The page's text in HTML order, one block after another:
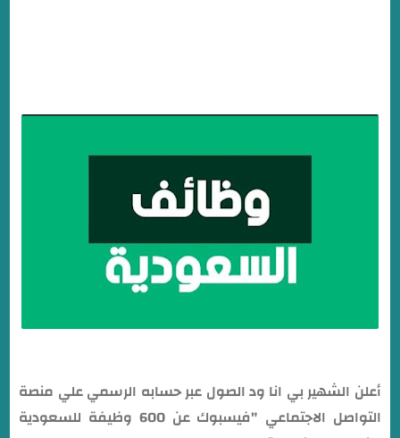
أعلن الشهير بي انا ود الصول عبر حسابه الرسمي علي منصة
التواصل الاجتماعي "فيسبوك عن 600 وظيفة للسعودية